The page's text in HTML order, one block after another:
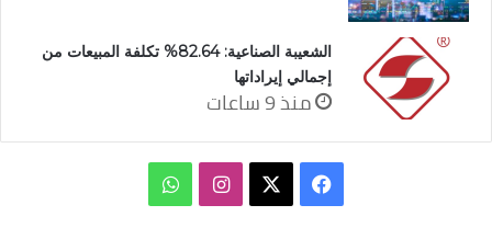
الشعيبة الصناعية: 82.64% تكلفة المبيعات من
إجمالي إيراداتها
منذ 9 ساعات
فيسبوك انستقرامواتساب